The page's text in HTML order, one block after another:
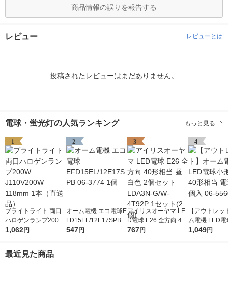
商品情報の誤りを報告する
レビュー レビューとは
投稿されたレビューはまだありません。
電球・蛍光灯の人気ランキング もっと見る
1
ブライトライト 両口
ハロゲンランプ200W
J110V200W 118mm 1
1,062円
2
オーム電機 エコ電球E
FD15EL/12E17SPB 0
6-3774 1個
547円
3
アイリスオーヤマ LE
D電球 E26 全方向 40
形相当 昼白色 2個セ
767円
4
【アウトレッ
ム電機 LED電
17 40形相当
1,049円
最近見た商品